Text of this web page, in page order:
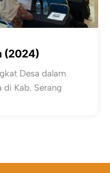
(2024)
Desa dalam
di Kab. Serang